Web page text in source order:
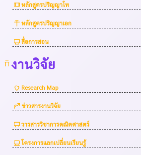
หลักสูตรปริญญาโท
หลักสูตรปริญญาเอก
สื่อการสอน
งานวิจัย
Research Map
ข่าวสารงานวิจัย
วารสารวิชาการคณิตศาสตร์
โครงการแลกเปลี่ยนเรียนรู้